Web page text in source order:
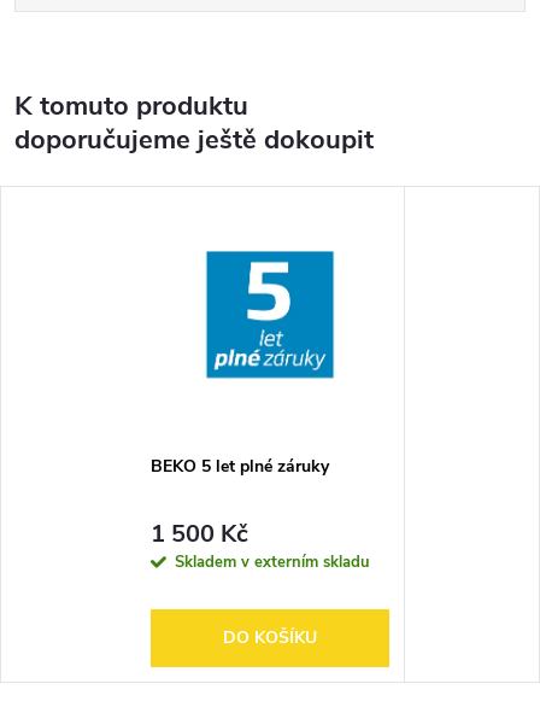
K tomuto produktu
doporučujeme ještě dokoupit
BEKO 5 let plné záruky
1 500 Kč
Skladem v externím skladu
DO KOŠÍKU